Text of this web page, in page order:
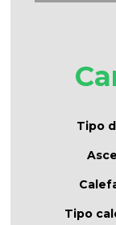
Tipo
Tipo